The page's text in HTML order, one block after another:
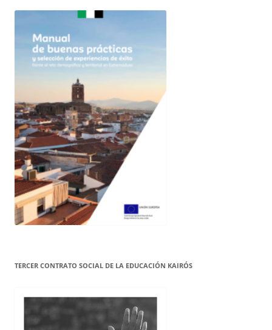
TERCER CONTRATO SOCIAL DE LA EDUCACIÓN KAIRÓS